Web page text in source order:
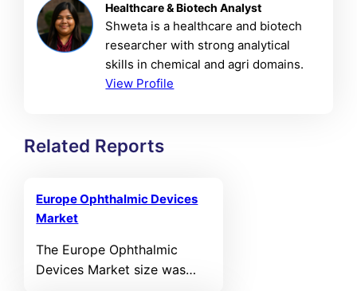
Healthcare & Biotech Analyst
Shweta is a healthcare and biotech
researcher with strong analytical
skills in chemical and agri domains.
View Profile
Related Reports
Europe Ophthalmic Devices
Market
The Europe Ophthalmic
Devices Market size was